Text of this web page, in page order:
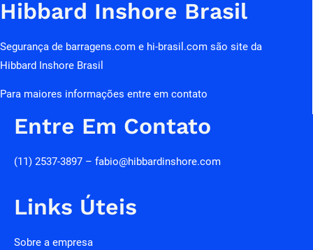
Hibbard Inshore Brasil
Segurança de barragens.com e hi-brasil.com são site da
Hibbard Inshore Brasil
Para maiores informações entre em contato
Entre Em Contato
(11) 2537-3897 – fabio@hibbardinshore.com
Links Úteis
Sobre a empresa